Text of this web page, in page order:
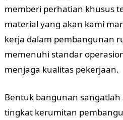
memberi perhatian khusus
material yang akan kami
kerja dalam pembangunan
memenuhi standar
menjaga kualitas pekerjaan.
Bentuk bangunan
tingkat kerumitan